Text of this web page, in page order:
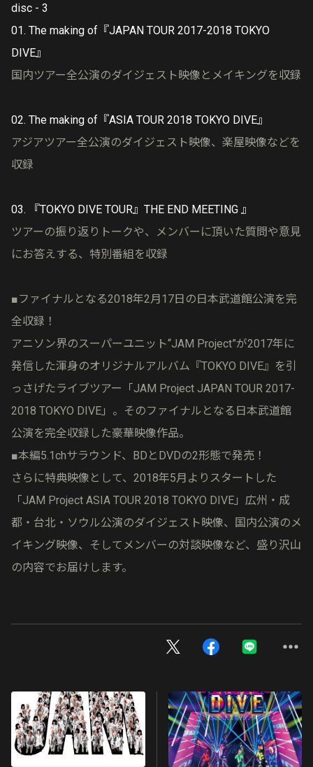
disc - 3
01. The making of『JAPAN TOUR 2017-2018 TOKYO
DIVE』
国内ツアー全公演のダイジェスト映像とメイキングを収録
02. The making of『ASIA TOUR 2018 TOKYO DIVE』
アジアツアー全公演のダイジェスト映像、楽屋映像などを
収録
03. 『TOKYO DIVE TOUR』THE END MEETING 』
ツアーの振り返りトークや、メンバーに頂いた質問や意見
にお答えする、特別番組を収録
■ファイナルとなる2018年2月17日の日本武道館公演を完
全収録！
アニソン界のスーパーユニット“JAM Project”が2017年に
発信した渾身のオリジナルアルバム『TOKYO DIVE』を引
っさげたライブツアー「JAM Project JAPAN TOUR 2017-
2018 TOKYO DIVE」。そのファイナルとなる日本武道館
公演を完全収録した豪華映像作品。
■本編5.1chサラウンド、BDとDVDの2形態で発売！
さらに特典映像として、2018年5月よりスタートした
「JAM Project ASIA TOUR 2018 TOKYO DIVE」広州・成
都・台北・ソウル公演のダイジェスト映像、国内公演のメ
イキング映像、そしてメンバーの対談映像など、盛り沢山
の内容でお届けします。